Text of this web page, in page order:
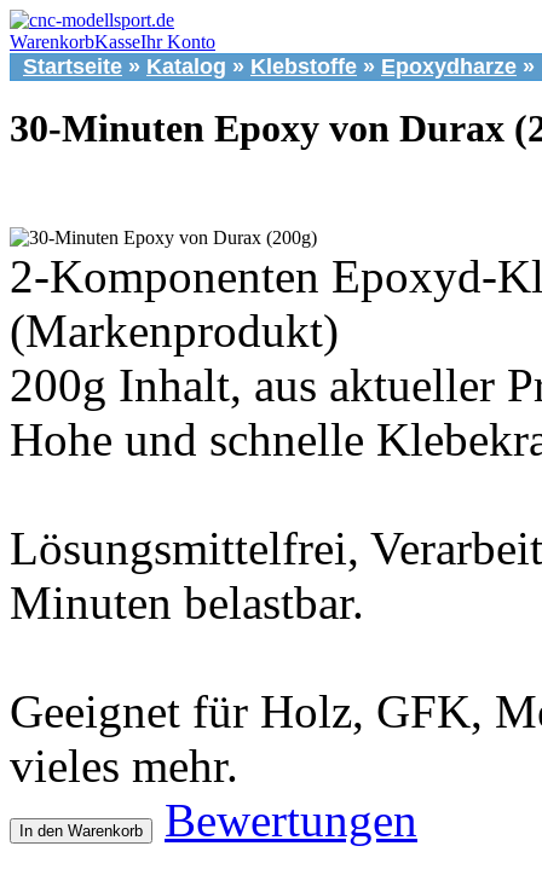
WarenkorbKasseIhr Konto
Startseite » Katalog » Klebstoffe » Epoxydharze »
30-Minuten Epoxy von Durax
2-Komponenten Epoxyd-
(Markenprodukt)
200g Inhalt, aus aktueller
Hohe und schnelle
Lösungsmittelfrei,
Minuten belastbar.
Geeignet für Holz, GFK,
vieles mehr.
In den Warenkorb Bewertungen